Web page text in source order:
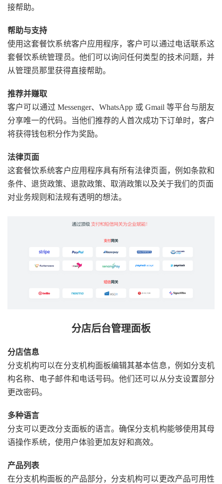
接帮助。
帮助与支持
使用这套餐饮系统客户应用程序，客户可以通过电话联系这
套餐饮系统管理员。他们可以询问任何类型的技术问题，并
从管理员那里获得直接帮助。
推荐并赚取
客户可以通过 Messenger、WhatsApp 或 Gmail 等平台与朋友
分享唯一的代码。当他们推荐的人首次成功下订单时，客户
将获得钱包积分作为奖励。
法律页面
这套餐饮系统客户应用程序具有所有法律页面，例如条款和
条件、退货政策、退款政策、取消政策以及关于我们的页面
对业务规则和法规有透明的想法。
分店后台管理面板
分店信息
分支机构可以在分支机构面板编辑其基本信息，例如分支机
构名称、电子邮件和电话号码。他们还可以从分支设置部分
更改密码。
多种语言
分支可以更改分支面板的语言。确保分支机构能够使用其母
语操作系统，使用户体验更加友好和高效。
产品列表
在分支机构面板的产品部分，分支机构可以更改产品可用性